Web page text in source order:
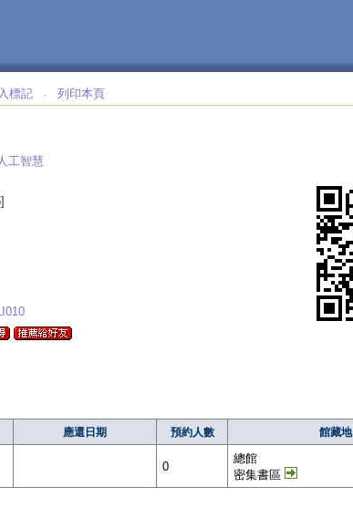
標記 ‧
列印本頁
工智慧
應還日期 預約人數 館藏地
0
總館
密集書區